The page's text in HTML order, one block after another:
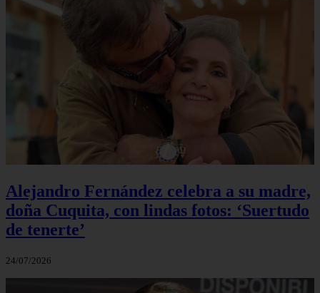
Alejandro Fernández celebra a su madre,
doña Cuquita, con lindas fotos: ‘Suertudo
de tenerte’
24/07/2026